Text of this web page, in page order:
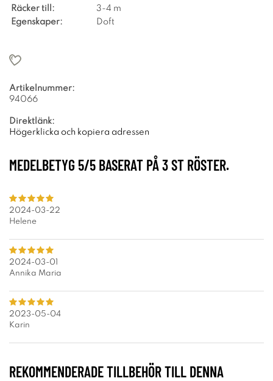
Räcker till:
3-4 m
Egenskaper:
Doft
Artikelnummer:
94066
Direktlänk:
Högerklicka och kopiera adressen
MEDELBETYG 5/5 BASERAT PÅ3ST RÖSTER.
2024-03-22
Helene
2024-03-01
Annika Maria
2023-05-04
Karin
REKOMMENDERADE TILLBEHÖR TILL DENNA